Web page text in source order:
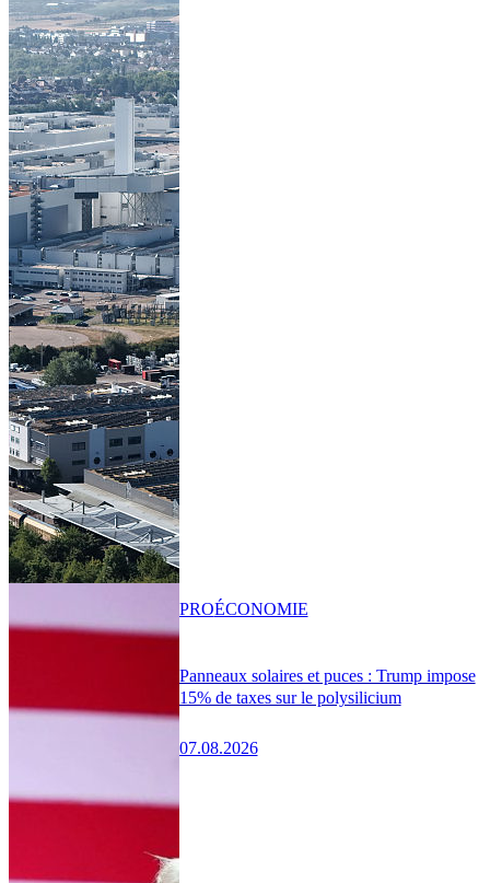
Panneaux solaires et puces : Trump impose
15% de taxes sur le polysilicium
07.08.2026
PROÉCONOMIE